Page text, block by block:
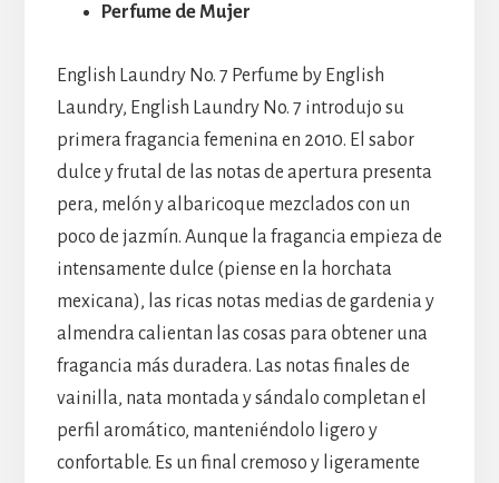
Perfume de Mujer
English Laundry No. 7 Perfume by English
Laundry, English Laundry No. 7 introdujo su
primera fragancia femenina en 2010. El sabor
dulce y frutal de las notas de apertura presenta
pera, melón y albaricoque mezclados con un
poco de jazmín. Aunque la fragancia empieza de
intensamente dulce (piense en la horchata
mexicana), las ricas notas medias de gardenia y
almendra calientan las cosas para obtener una
fragancia más duradera. Las notas finales de
vainilla, nata montada y sándalo completan el
perfil aromático, manteniéndolo ligero y
confortable. Es un final cremoso y ligeramente